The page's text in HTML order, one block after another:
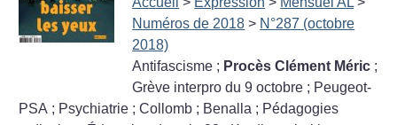
Numéros de 2018 > N°287 (octobre
2018)
Antifascisme ; Procès Clément Méric ;
Grève interpro du 9 octobre ; Peugeot-
PSA ; Psychiatrie ; Collomb ; Benalla ; Pédagogies